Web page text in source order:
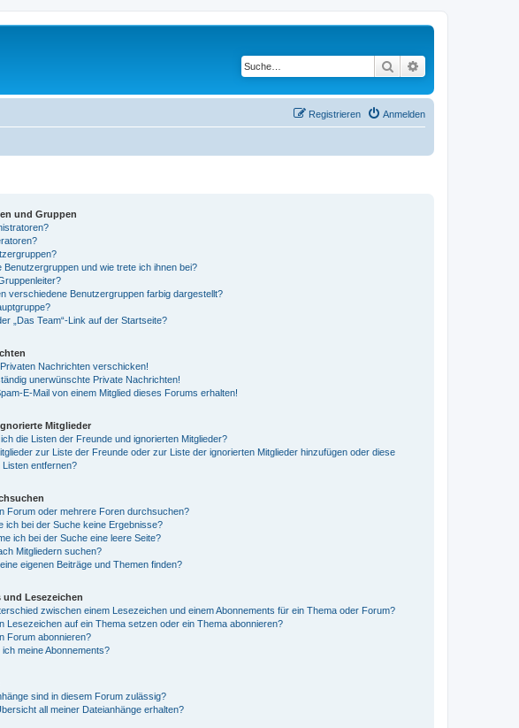
Suche
Anmelden
Registrieren
und Gruppen
Benutzergruppen und wie trete ich ihnen bei?
verschiedene Benutzergruppen farbig dargestellt?
„Das Team“-Link auf der Startseite?
Nachrichten verschicken!
unerwünschte Private Nachrichten!
E-Mail von einem Mitglied dieses Forums erhalten!
Mitglieder
die Listen der Freunde und ignorierten Mitglieder?
zur Liste der Freunde oder zur Liste der ignorierten Mitglieder hinzufügen oder diese
entfernen?
Forum oder mehrere Foren durchsuchen?
ich bei der Suche keine Ergebnisse?
ich bei der Suche eine leere Seite?
Mitgliedern suchen?
eigenen Beiträge und Themen finden?
Lesezeichen
zwischen einem Lesezeichen und einem Abonnements für ein Thema oder Forum?
Lesezeichen auf ein Thema setzen oder ein Thema abonnieren?
Forum abonnieren?
meine Abonnements?
sind in diesem Forum zulässig?
all meiner Dateianhänge erhalten?